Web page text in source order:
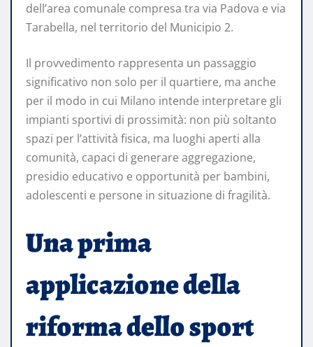
dell’area comunale compresa tra via Padova e via
Tarabella, nel territorio del Municipio 2.
Il provvedimento rappresenta un passaggio
significativo non solo per il quartiere, ma anche
per il modo in cui Milano intende interpretare gli
impianti sportivi di prossimità: non più soltanto
spazi per l’attività fisica, ma luoghi aperti alla
comunità, capaci di generare aggregazione,
presidio educativo e opportunità per bambini,
adolescenti e persone in situazione di fragilità.
Una prima
applicazione della
riforma dello sport